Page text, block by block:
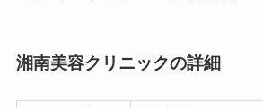
湘南美容クリニックの詳細